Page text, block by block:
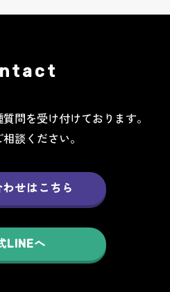
問を受け付けております。
談ください。
せはこちら
LINEへ